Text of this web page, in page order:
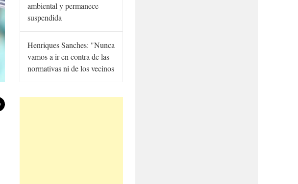
ambiental y permanece
suspendida
Henriques Sanches: "Nunca
vamos a ir en contra de las
normativas ni de los vecinos